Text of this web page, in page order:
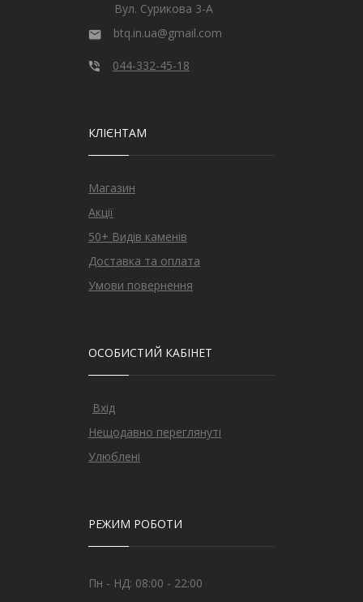
Вул. Сурикова 3-А
btq.in.ua@gmail.com
044-332-45-18
КЛІЄНТАМ
Магазин
Акції
50+ Видів каменів
Доставка та оплата
Умови повернення
ОСОБИСТИЙ КАБІНЕТ
Вхід
Нещодавно переглянуті
Улюблені
РЕЖИМ РОБОТИ
Пн - НД: 08:00 - 22:00